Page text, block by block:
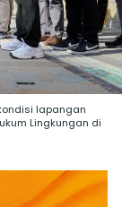
lapangan
Lingkungan di